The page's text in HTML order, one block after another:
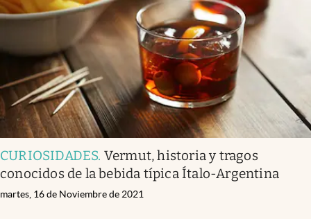
CURIOSIDADES. Vermut, historia y tragos
conocidos de la bebida típica Ítalo-Argentina
martes, 16 de Noviembre de 2021